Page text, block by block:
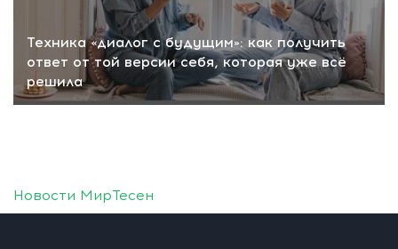
Техника «диалог с будущим»: как получить
ответ от той версии себя, которая уже всё
решила
Новости МирТесен